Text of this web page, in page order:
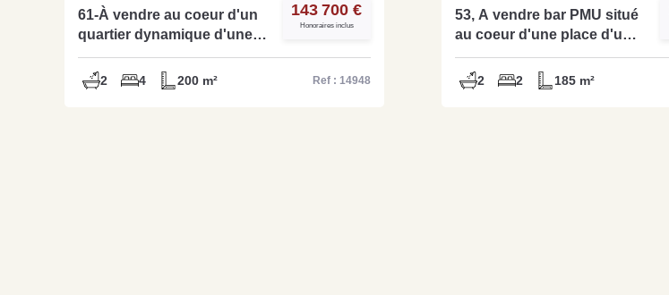
61-À vendre au coeur d'un
quartier dynamique d'une
grande ville de l'Orne un
bar tabac loto pmu - Réf
14948
143 700 €
Honoraires inclus
2 4 200 m² Ref : 14948
53, A vendre bar PMU situé
au coeur d'une place d'un
village du département - ref:
14875A
2 2 185 m²